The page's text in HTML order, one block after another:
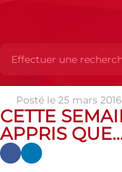
Actualités
semaine 12, Olbia a appris
Posté le 25 mars 2016
CETTE
APPRIS